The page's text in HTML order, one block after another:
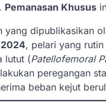
Pemanasan Khusus
yang dipublikasikan
, pelari yang rutin
lutut (Patellofemoral
peregangan
beban kejut